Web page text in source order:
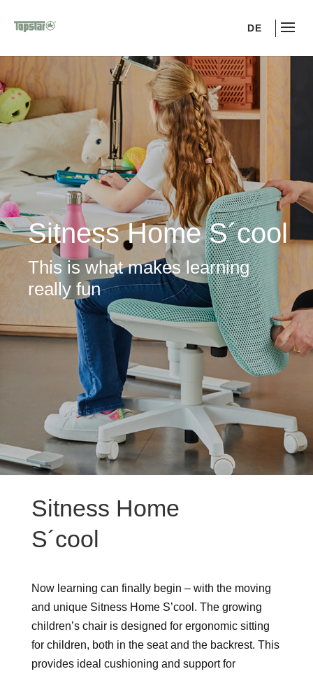
DE
Sitness Home S´cool
This is what makes learning
really fun
Sitness Home
S´cool
Now learning can finally begin – with the moving
and unique Sitness Home S’cool. The growing
children’s chair is designed for ergonomic sitting
for children, both in the seat and the backrest. This
provides ideal cushioning and support for